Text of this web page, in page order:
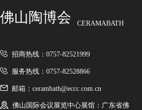
佛山陶博会 CERAMABATH
招商热线：0757-82521999
服务热线：0757-82528866
邮箱：cerambath@eccc.com.cn
佛山国际会议展览中心展馆：广东省佛